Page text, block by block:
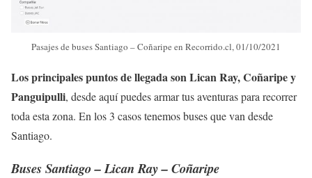
Pasajes de buses Santiago – Coñaripe en Recorrido.cl, 01/10/2021
Los principales puntos de llegada son Lican Ray, Coñaripe y
Panguipulli, desde aquí puedes armar tus aventuras para recorrer
toda esta zona. En los 3 casos tenemos buses que van desde
Santiago.
Buses Santiago – Lican Ray – Coñaripe